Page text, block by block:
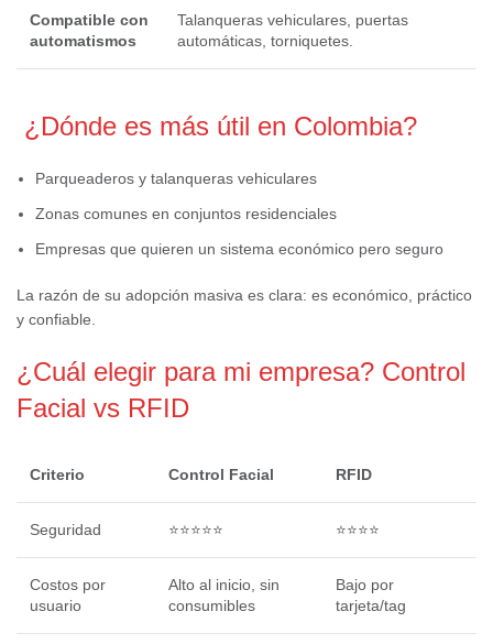
Compatible con
automatismos
Talanqueras vehiculares, puertas
automáticas, torniquetes.
¿Dónde es más útil en Colombia?
Parqueaderos y talanqueras vehiculares
Zonas comunes en conjuntos residenciales
Empresas que quieren un sistema económico pero seguro
La razón de su adopción masiva es clara: es económico, práctico
y confiable.
¿Cuál elegir para mi empresa? Control
Facial vs RFID
Criterio Control Facial RFID
Seguridad ⭐⭐⭐⭐⭐ ⭐⭐⭐⭐
Costos por
usuario
Alto al inicio, sin
consumibles
Bajo por
tarjeta/tag